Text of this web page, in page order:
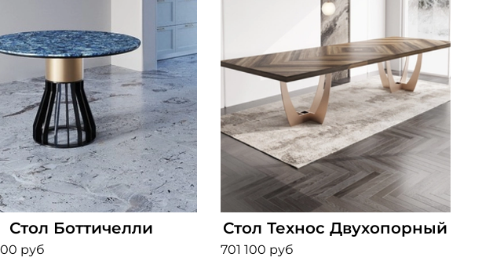
Стол Боттичелли
руб
Стол Технос Двухопорный
701 100 руб